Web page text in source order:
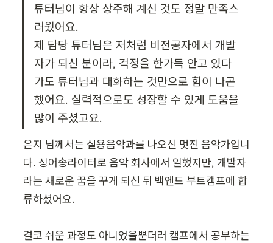
튜터님이 항상 상주해 계신 것도 정말 만족스
러웠어요.
제 담당 튜터님은 저처럼 비전공자에서 개발
자가 되신 분이라, 걱정을 한가득 안고 있다
가도 튜터님과 대화하는 것만으로 힘이 나곤
했어요. 실력적으로도 성장할 수 있게 도움을
많이 주셨고요.
은지 님께서는 실용음악과를 나오신 멋진 음악가입니
다. 싱어송라이터로 음악 회사에서 일했지만, 개발자
라는 새로운 꿈을 꾸게 되신 뒤 백엔드 부트캠프에 합
류하셨어요.
결코 쉬운 과정도 아니었을뿐더러 캠프에서 공부하는